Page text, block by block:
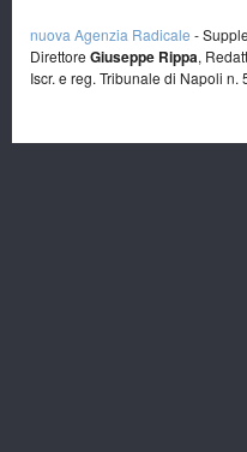
nuova Agenzia Radicale -
Direttore Giuseppe Rippa,
Iscr. e reg. Tribunale di Napoli